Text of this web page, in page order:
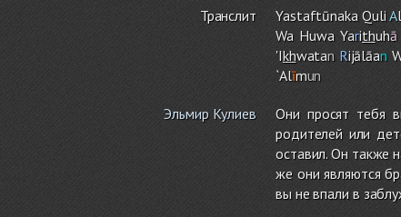
Транслит Yastaftūnaka QuliA
Wa Huwa Yarithuhā
'Ikhwatan Rijālāan
`Alīmun
Эльмир Кулиев
Они просят тебя
родителей или
оставил. Он также
же они являются
вы не впали в